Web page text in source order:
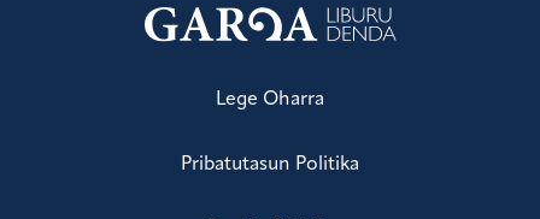
Lege Oharra
Pribatutasun Politika